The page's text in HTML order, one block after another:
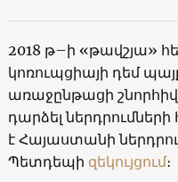
2018 թ–ի «թավշյա»
կոռուպցիայի դեմ
առաջընթացի
դարձել
է Հայաստանի
Պետդեպի զեկույցում։